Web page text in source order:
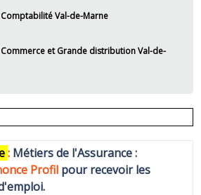
Val-de-Marne
et Grande distribution Val-de-
: Métiers de l'Assurance :
Profil pour recevoir les